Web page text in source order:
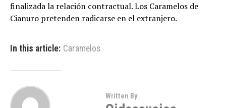
finalizada la relación contractual. Los Caramelos de
Cianuro pretenden radicarse en el extranjero.
In this article: Caramelos
Written By